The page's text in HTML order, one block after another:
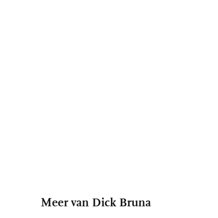
Meer van Dick Bruna